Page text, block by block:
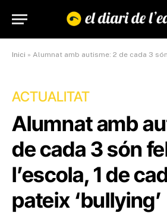
Inici » Alumnat amb autisme: 2 de cada 3 són feliços a
ACTUALITAT
Alumnat amb
de cada 3 són
l’escola, 1 de
pateix ‘bullying’